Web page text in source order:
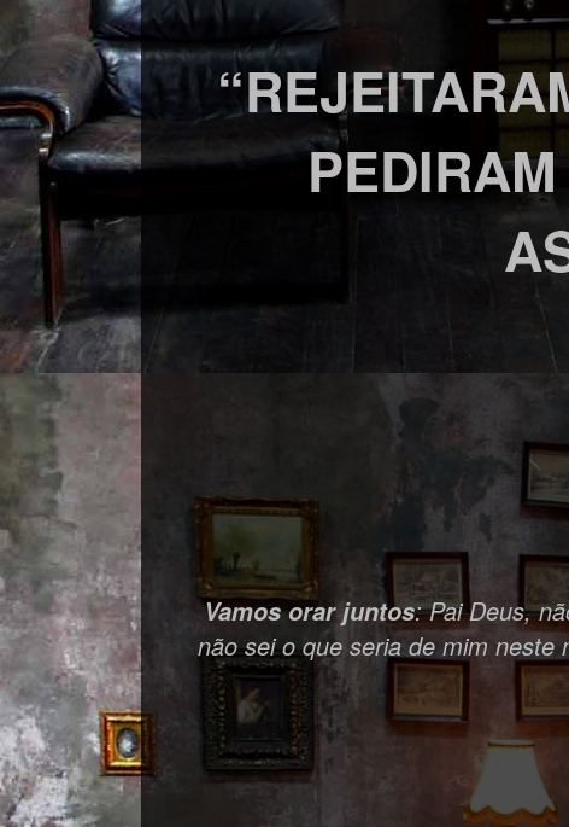
Vamos orar juntos: Pai Deus,
não sei o que seria de mim neste